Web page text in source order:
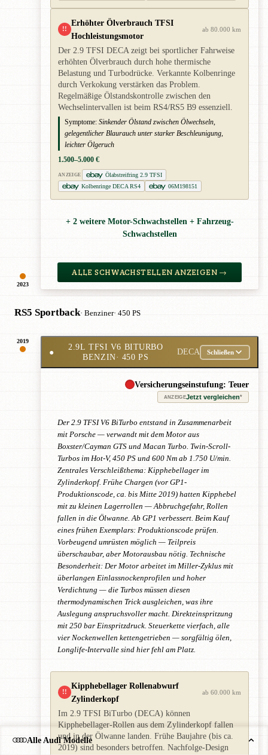
2023
!!
Erhöhter Ölverbrauch TFSI
Hochleistungsmotor
ab 80.000 km
Der 2.9 TFSI DECA zeigt bei sportlicher Fahrweise
erhöhten Ölverbrauch durch hohe thermische
Belastung und Turbodrücke. Verkannte Kolbenringe
durch Verkokung verstärken das Problem.
Regelmäßige Ölstandskontrolle zwischen den
Wechselintervallen ist beim RS4/RS5 B9 essenziell.
Symptome: Sinkender Ölstand zwischen Ölwechseln,
gelegentlicher Blaurauch unter starker Beschleunigung,
leichter Ölgeruch
1.500–5.000 €
ANZEIGE
Ölabstreifring 2.9 TFSI
Kolbenringe DECA RS4
06M198151
+ 2 weitere Motor-Schwachstellen + Fahrzeug-
Schwachstellen
ALLE SCHWACHSTELLEN ANZEIGEN →
RS5 Sportback· Benziner· 450 PS
2019
●
2.9L TFSI V6 BITURBO
BENZIN· 450 PS
DECA Schließen
Versicherungseinstufung: Teuer
ANZEIGEJetzt vergleichen*
Der 2.9 TFSI V6 BiTurbo entstand in Zusammenarbeit
mit Porsche — verwandt mit dem Motor aus
Boxster/Cayman GTS und Macan Turbo. Twin-Scroll-
Turbos im Hot-V, 450 PS und 600 Nm ab 1.750 U/min.
Zentrales Verschleißthema: Kipphebellager im
Zylinderkopf. Frühe Chargen (vor GP1-
Produktionscode, ca. bis Mitte 2019) hatten Kipphebel
mit zu kleinen Lagerrollen — Abbruchgefahr, Rollen
fallen in die Ölwanne. Ab GP1 verbessert. Beim Kauf
eines frühen Exemplars: Produktionscode prüfen.
Vorbeugend umrüsten möglich — Teilpreis
überschaubar, aber Motorausbau nötig. Technische
Besonderheit: Der Motor arbeitet im Miller-Zyklus mit
überlangen Einlassnockenprofilen und hoher
Verdichtung — die Turbos müssen diesen
thermodynamischen Trick ausgleichen, was ihre
Auslegung anspruchsvoller macht. Direkteinspritzung
mit 250 bar Einspritzdruck. Steuerkette vierfach, alle
vier Nockenwellen kettengetrieben — sorgfältig ölen,
Longlife-Intervalle sind hier fehl am Platz.
!!
Kipphebellager Rollenabwurf
Zylinderkopf
ab 60.000 km
Im 2.9 TFSI BiTurbo (DECA) können
Kipphebellager-Rollen aus dem Zylinderkopf fallen
und in der Ölwanne landen. Frühe Baujahre (bis ca.
2019) sind besonders betroffen. Nachfolge-Design
Alle Audi Modelle